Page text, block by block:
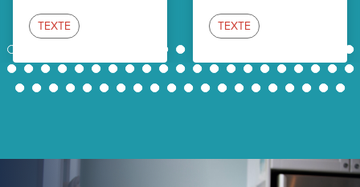
TEXTE TEXTE
1 10 11
21
22
23 24 25 26 27 28 29 30 31 32 33 34 35 36 37 38 39 40 41
42
43
44 45 46 47 48 49 50 51 52 53 54 55 56 57 58 59 60 61 62